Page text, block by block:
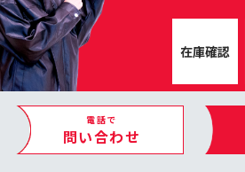
在庫確認
電話で
問い合わせ